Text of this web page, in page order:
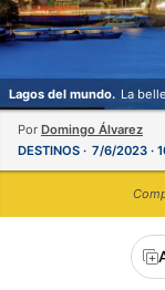
Lagos del mundo. La
Por Domingo Álvarez
DESTINOS
7/6/2023 ·